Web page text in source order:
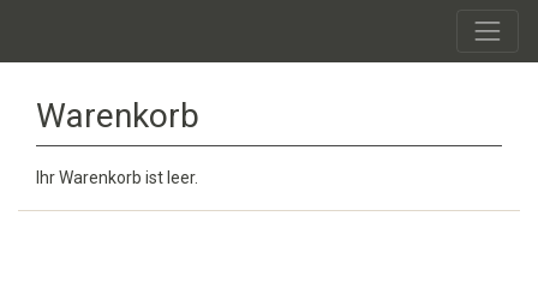
Warenkorb
Ihr Warenkorb ist leer.